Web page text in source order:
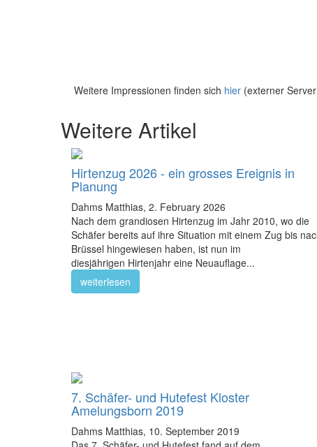
Weitere Impressionen finden sich hier (externer
Weitere Artikel
Hirtenzug 2026 - ein grosses Ereignis in
Planung
Dahms Matthias, 2. February 2026
Nach dem grandiosen Hirtenzug im Jahr 2010, wo die
Schäfer bereits auf ihre Situation mit einem Zug bis
Brüssel hingewiesen haben, ist nun im
diesjährigen Hirtenjahr eine Neuauflage...
weiterlesen
7. Schäfer- und Hutefest Kloster
Amelungsborn 2019
Dahms Matthias, 10. September 2019